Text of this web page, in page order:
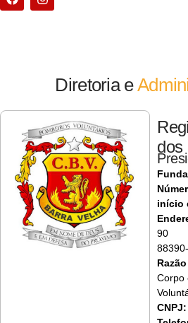
Diretoria e
dos
início
90
Corpo
CNPJ: